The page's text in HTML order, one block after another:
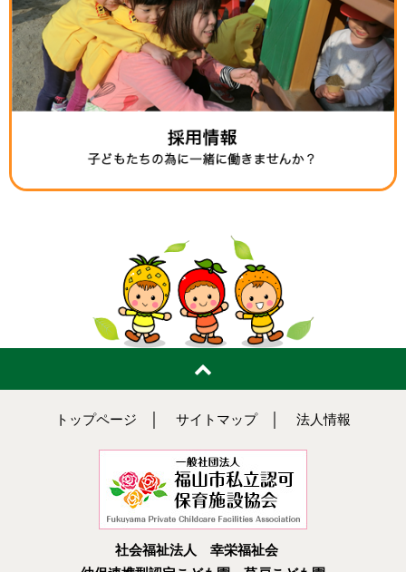
トップページ サイトマップ│ 法人情報
社会福祉法人 幸栄福祉会